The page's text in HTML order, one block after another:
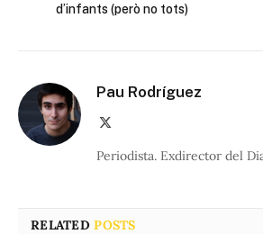
d’infants (però no tots)
Pau Rodríguez
Periodista. Exdirector del
RELATEDPOSTS